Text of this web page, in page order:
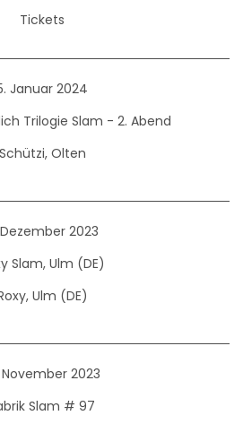
Tickets
Januar 2024
Trilogie Slam - 2. Abend
Schützi, Olten
2023
Slam, Ulm (DE)
Ulm (DE)
November 2023
Slam # 97